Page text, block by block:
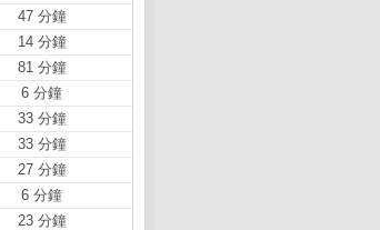
47 分鐘
14 分鐘
81 分鐘
6 分鐘
33 分鐘
33 分鐘
27 分鐘
6 分鐘
23 分鐘